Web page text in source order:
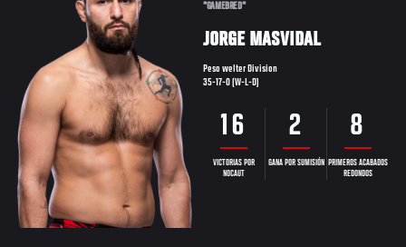
"GAMEBRED"
JORGE MASVIDAL
Peso welter Division
35-17-0 (W-L-D)
16
VICTORIAS POR
NOCAUT
2
GANA POR SUMISIÓN
8
PRIMEROS ACABADOS
REDONDOS